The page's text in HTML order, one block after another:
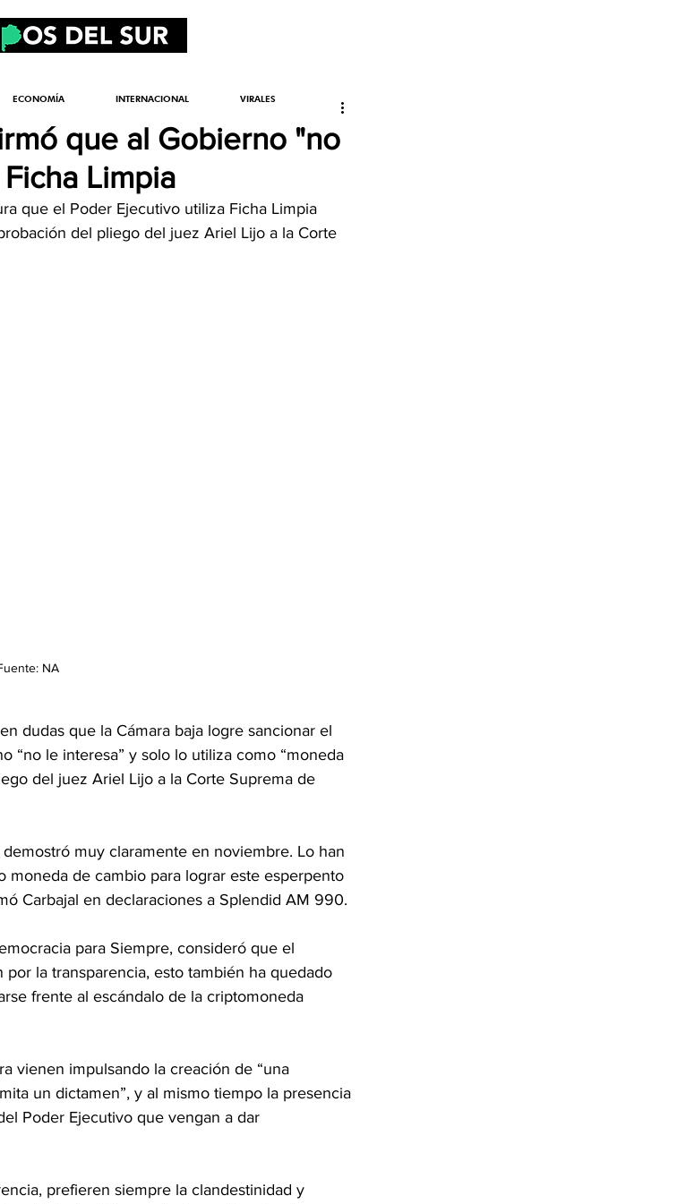
que al Gobierno "no
Limpia
que el Poder Ejecutivo utiliza Ficha Limpia
del pliego del juez Ariel Lijo a la Corte
NA
dudas que la Cámara baja logre sancionar el
“no le interesa” y solo lo utiliza como “moneda
del juez Ariel Lijo a la Corte Suprema de
muy claramente en noviembre. Lo han
de cambio para lograr este esperpento
Carbajal en declaraciones a Splendid AM 990.
para Siempre, consideró que el
la transparencia, esto también ha quedado
frente al escándalo de la criptomoneda
vienen impulsando la creación de “una
un dictamen”, y al mismo tiempo la presencia
Poder Ejecutivo que vengan a dar
prefieren siempre la clandestinidad y
ECONOMÍA INTERNACIONAL VIRALES